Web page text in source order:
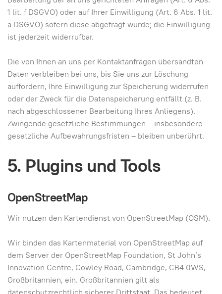
1 lit. f DSGVO) oder auf Ihrer Einwilligung (Art. 6 Abs. 1 lit.
a DSGVO) sofern diese abgefragt wurde; die Einwilligung
ist jederzeit widerrufbar.
Die von Ihnen an uns per Kontaktanfragen übersandten
Daten verbleiben bei uns, bis Sie uns zur Löschung
auffordern, Ihre Einwilligung zur Speicherung widerrufen
oder der Zweck für die Datenspeicherung entfällt (z. B.
nach abgeschlossener Bearbeitung Ihres Anliegens).
Zwingende gesetzliche Bestimmungen – insbesondere
gesetzliche Aufbewahrungsfristen – bleiben unberührt.
5. Plugins und Tools
OpenStreetMap
Wir nutzen den Kartendienst von OpenStreetMap (OSM).
Wir binden das Kartenmaterial von OpenStreetMap auf
dem Server der OpenStreetMap Foundation, St John’s
Innovation Centre, Cowley Road, Cambridge, CB4 0WS,
Großbritannien, ein. Großbritannien gilt als